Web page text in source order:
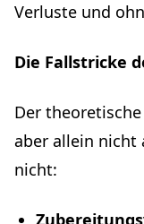
Verluste und
Die Fallstricke
Der
aber allein nicht
nicht: